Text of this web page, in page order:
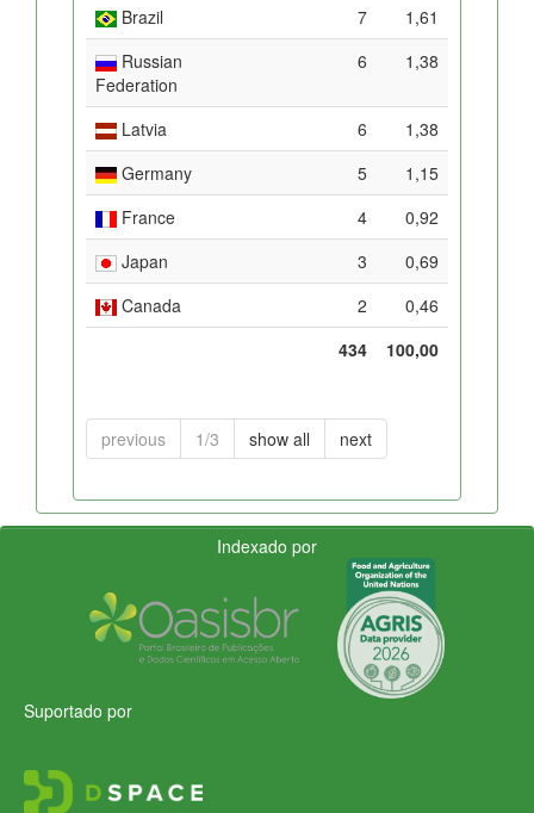
Brazil 7
1,61
Russian
Federation
6 1,38
Latvia 6
1,38
Germany
5
1,15
France
4
0,92
Japan
3
0,69
Canada
2
0,46
434
100,00
previous 1/3 show all next
Indexado por
Suportado por